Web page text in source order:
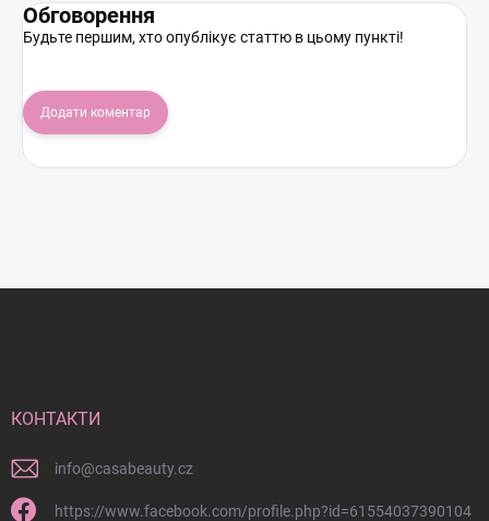
Обговорення
Будьте першим, хто опублікує статтю в цьому пункті!
Додати коментар
КОНТАКТИ
info@casabeauty.cz
https://www.facebook.com/profile.php?id=61554037390104